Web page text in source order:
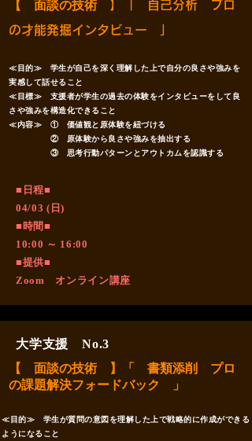
【 面談の技術 】「 自己分析 プロ
の才能発掘インタビュー 」
≪目的≫ 学生が自己を深く理解した上で自分の良さや強みを
実感して話せること
≪目標≫ 支援者が学生の過去の体験をインタビューをして良
さや強みを構造化できること
≪内容≫ ① 価値観と原体験を紐づける
② 原体験から良さや強みを抽出する
③ 思考行動パターンとアウトカムを認識する
​■日程■
04/03 (日)
■時間■
10:00 ～ 16:00
■提供■
Zoom オンライン講座
大学支援 No.3
【 面談の技術 】「 書類添削 プロ
の課題解決フォードバック 」
≪目的≫ 学生が質問の意図を理解した上で戦略的に作成ができる
ようになること